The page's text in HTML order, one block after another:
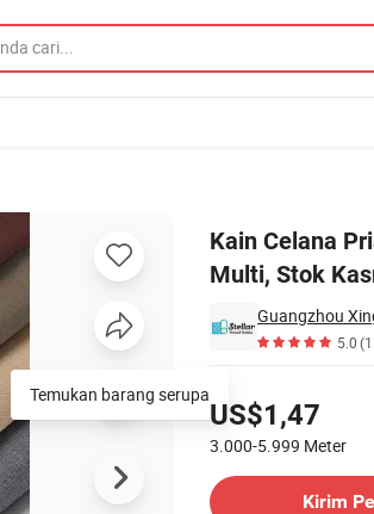
Kain Celana
Multi, Stok
Guangzhou
5.0
US$1,47
3.000-5.999 Meter
Kirim
Kasmir, Kain Spun Tr, dan Wol Merino
Temukan barang serupa